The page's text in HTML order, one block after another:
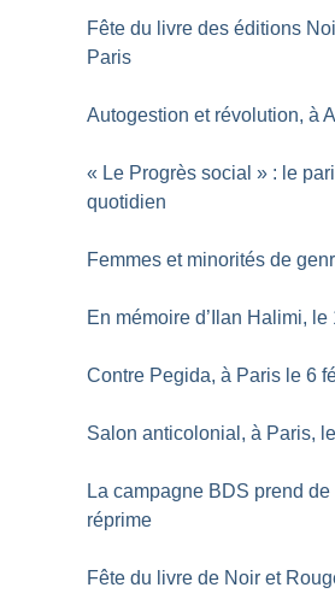
Fête du livre des éditions
Paris
Autogestion et révolution, à
« Le Progrès social » : le
quotidien
Femmes et minorités de
En mémoire d’Ilan Halimi,
Contre Pegida, à Paris le 6
Salon anticolonial, à Paris,
La campagne BDS prend de
réprime
Fête du livre de Noir et